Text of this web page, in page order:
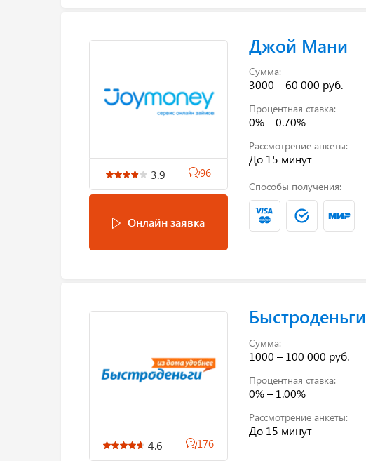
3.9 96
Онлайн заявка
Джой Мани
Сумма:
3000 – 60 000 руб.
Процентная ставка:
0% – 0.70%
Рассмотрение анкеты:
До 15 минут
Способы получения:
4.6 176
Быстроденьги
Сумма:
1000 – 100 000 руб.
Процентная ставка:
0% – 1.00%
Рассмотрение анкеты:
До 15 минут